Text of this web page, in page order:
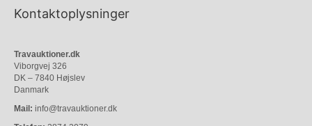
Kontaktoplysninger
Travauktioner.dk
Viborgvej 326
DK – 7840 Højslev
Danmark
Mail: info@travauktioner.dk